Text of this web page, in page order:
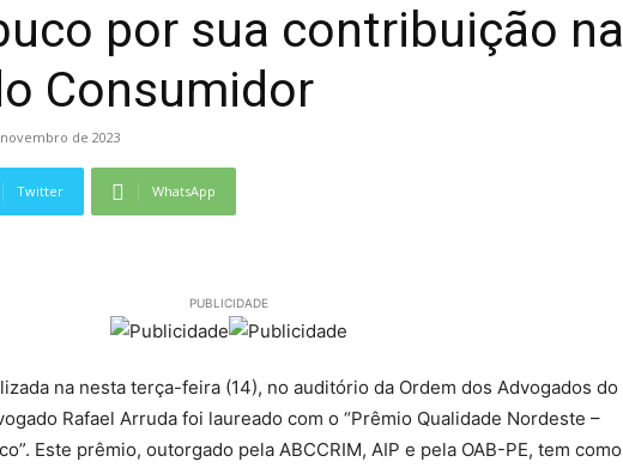
por sua contribuição na
Consumidor
de 2023
Twitter WhatsApp
PUBLICIDADE
na nesta terça-feira (14), no auditório da Ordem dos Advogados do
Rafael Arruda foi laureado com o “Prêmio Qualidade Nordeste –
Este prêmio, outorgado pela ABCCRIM, AIP e pela OAB-PE, tem como